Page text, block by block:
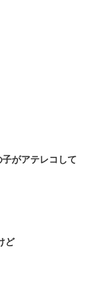
がアテレコして
ど